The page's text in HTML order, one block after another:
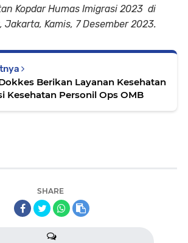
Kopdar Humas Imigrasi 2023 di
Jakarta, Kamis, 7 Desember 2023.
Berikan Layanan Kesehatan
Kesehatan Personil Ops OMB
SHARE